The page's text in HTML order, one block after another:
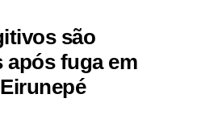
são
após fuga em